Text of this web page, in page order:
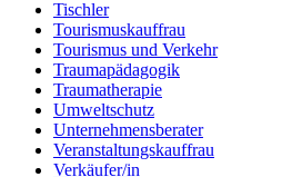
Tischler
Tourismuskauffrau
Tourismus und Verkehr
Traumapädagogik
Traumatherapie
Umweltschutz
Unternehmensberater
Veranstaltungskauffrau
Verkäufer/in